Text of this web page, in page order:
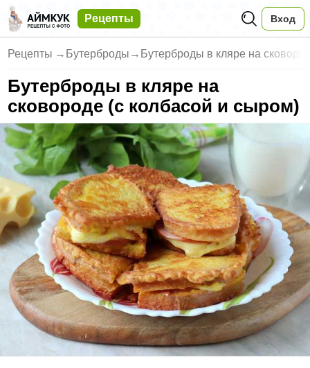
Рецепты Вход
Рецепты → Бутерброды → Бутерброды в кляре на
Бутерброды в кляре на
сковороде (с колбасой и сыром)